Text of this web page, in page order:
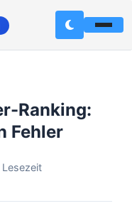
Ranking:
Fehler
Lesezeit